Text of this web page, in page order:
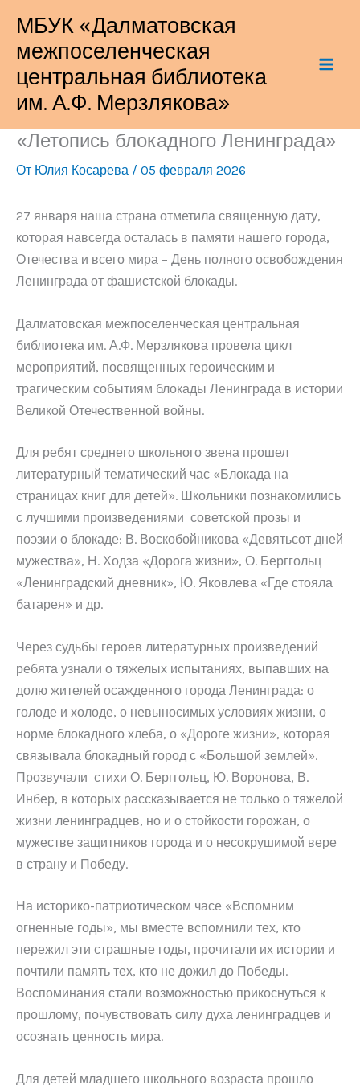
содержимому
МБУК «Далматовская
межпоселенческая
центральная библиотека
им. А.Ф. Мерзлякова»
«Летопись блокадного Ленинграда»
От Юлия Косарева / 05 февраля 2026
27 января наша страна отметила священную дату,
которая навсегда осталась в памяти нашего города,
Отечества и всего мира – День полного освобождения
Ленинграда от фашистской блокады.
Далматовская межпоселенческая центральная
библиотека им. А.Ф. Мерзлякова провела цикл
мероприятий, посвященных героическим и
трагическим событиям блокады Ленинграда в истории
Великой Отечественной войны.
Для ребят среднего школьного звена прошел
литературный тематический час «Блокада на
страницах книг для детей». Школьники познакомились
с лучшими произведениями советской прозы и
поэзии о блокаде: В. Воскобойникова «Девятьсот дней
мужества», Н. Ходза «Дорога жизни», О. Берггольц
«Ленинградский дневник», Ю. Яковлева «Где стояла
батарея» и др.
Через судьбы героев литературных произведений
ребята узнали о тяжелых испытаниях, выпавших на
долю жителей осажденного города Ленинграда: о
голоде и холоде, о невыносимых условиях жизни, о
норме блокадного хлеба, о «Дороге жизни», которая
связывала блокадный город с «Большой землей».
Прозвучали стихи О. Берггольц, Ю. Воронова, В.
Инбер, в которых рассказывается не только о тяжелой
жизни ленинградцев, но и о стойкости горожан, о
мужестве защитников города и о несокрушимой вере
в страну и Победу.
На историко-патриотическом часе «Вспомним
огненные годы», мы вместе вспомнили тех, кто
пережил эти страшные годы, прочитали их истории и
почтили память тех, кто не дожил до Победы.
Воспоминания стали возможностью прикоснуться к
прошлому, почувствовать силу духа ленинградцев и
осознать ценность мира.
Для детей младшего школьного возраста прошло